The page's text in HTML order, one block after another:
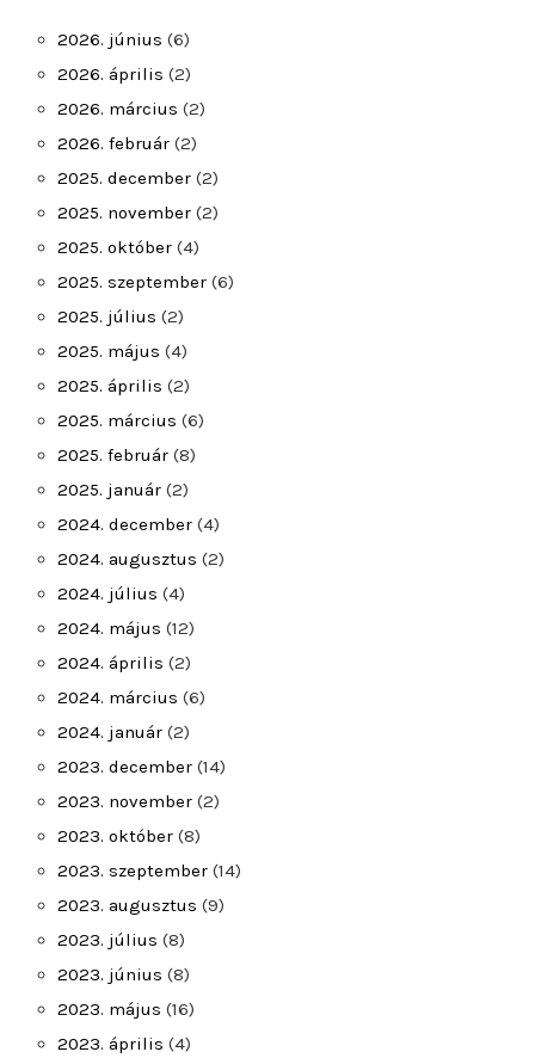
2026. június (6)
2026. április (2)
2026. március (2)
2026. február (2)
2025. december (2)
2025. november (2)
2025. október (4)
2025. szeptember (6)
2025. július (2)
2025. május (4)
2025. április (2)
2025. március (6)
2025. február (8)
2025. január (2)
2024. december (4)
2024. augusztus (2)
2024. július (4)
2024. május (12)
2024. április (2)
2024. március (6)
2024. január (2)
2023. december (14)
2023. november (2)
2023. október (8)
2023. szeptember (14)
2023. augusztus (9)
2023. július (8)
2023. június (8)
2023. május (16)
2023. április (4)